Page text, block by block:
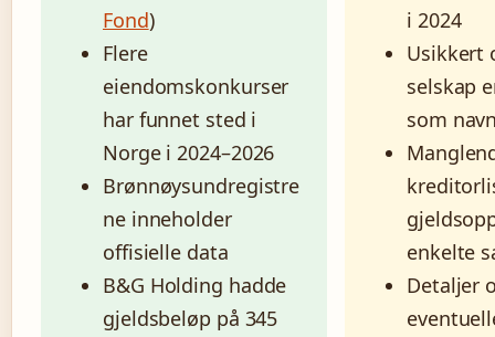
Fond)
Flere
eiendomskonkurser
har funnet sted i
Norge i 2024–2026
Brønnøysundregistre
ne inneholder
offisielle data
B&G Holding hadde
gjeldsbeløp på 345
i 2024
Usikkert
selskap
som
enkelte
Detaljer